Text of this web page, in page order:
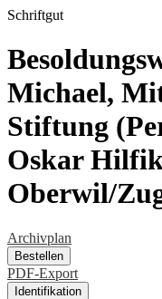
Schriftgut
Michael,
Stiftung
Oskar
Oberwil/
Archivplan
Bestellen
PDF-Export
Identifikation